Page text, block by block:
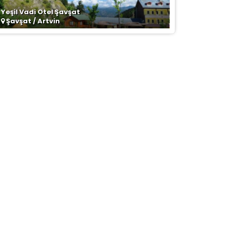
Yeşil Vadi Otel Şavşat
Şavşat / Artvin